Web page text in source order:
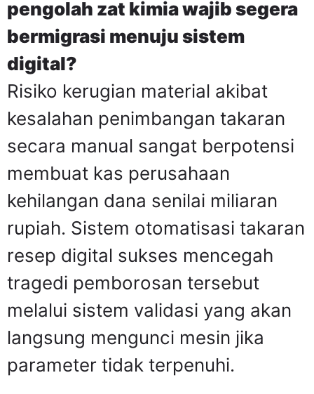
pengolah zat kimia wajib segera
bermigrasi menuju sistem
digital?
Risiko kerugian material akibat
kesalahan penimbangan takaran
secara manual sangat berpotensi
membuat kas perusahaan
kehilangan dana senilai miliaran
rupiah. Sistem otomatisasi takaran
resep digital sukses mencegah
tragedi pemborosan tersebut
melalui sistem validasi yang akan
langsung mengunci mesin jika
parameter tidak terpenuhi.